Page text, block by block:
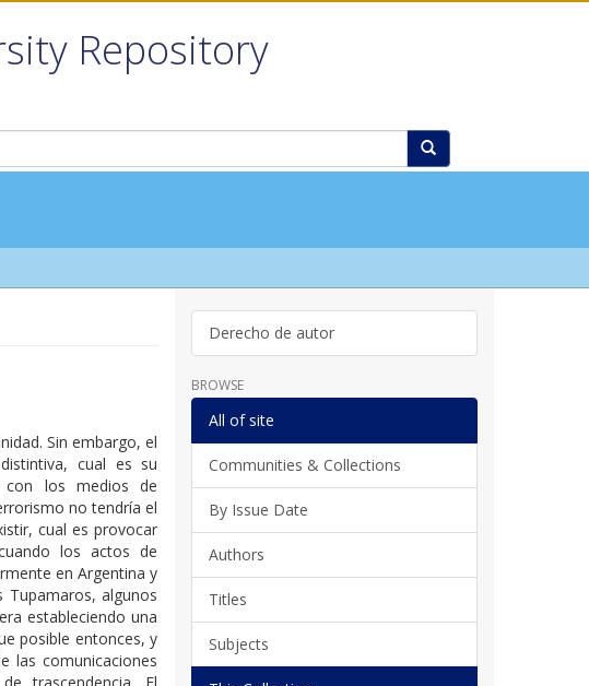
Repository
Sin embargo, el
cual es su
los medios de
no tendría el
cual es provocar
los actos de
en Argentina y
algunos
estableciendo una
posible entonces, y
las comunicaciones
Derecho de autor
BROWSE
All of site
Communities & Collections
By Issue Date
Authors
Titles
Subjects